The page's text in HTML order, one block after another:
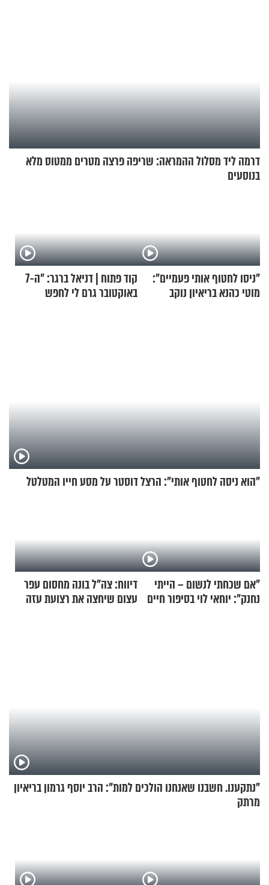
דרמה ליד מסלול ההמראה: שריפה פרצה מטרים ממטוס מלא
בנוסעים
"ניסו לחטוף אותי פעמיים":
מוטי כהנא בריאיון נוקב
קוד פתוח | דניאל ברגר: "ה-7
באוקטובר גרם לי לחפש
"הוא ניסה לחטוף אותי": הרצל דוסטר על מסע חייו המטלטל
"אם שכחתי לנשום – הייתי
נחנק": יוחאי לוי בסיפור חיים
דיווח: צה"ל בונה מחסום עפר
עצום שיחצה את רצועת עזה
"נתקענו. חשבנו שאנחנו הולכים למות": הרב יוסף גרמון בריאיון
מרתק